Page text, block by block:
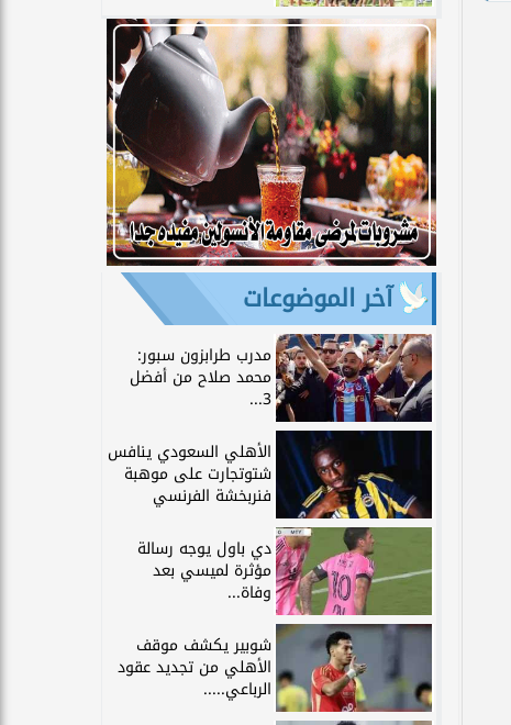
آخر الموضوعات
مدرب طرابزون سبور:
محمد صلاح من أفضل
3...
الأهلي السعودي ينافس
شتوتجارت على موهبة
فنربخشة الفرنسي
دي باول يوجه رسالة
مؤثرة لميسي بعد
وفاة...
شوبير يكشف موقف
الأهلي من تجديد عقود
الرباعي.....